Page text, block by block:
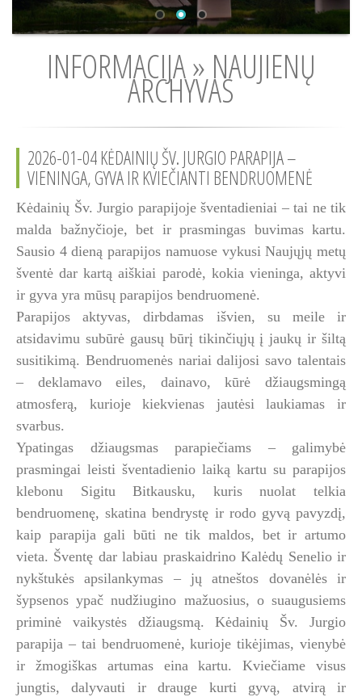
INFORMACIJA » NAUJIENŲ
ARCHYVAS
2026-01-04 KĖDAINIŲ ŠV. JURGIO PARAPIJA –
VIENINGA, GYVA IR KVIEČIANTI BENDRUOMENĖ
Kėdainių Šv. Jurgio parapijoje šventadieniai – tai ne tik
malda bažnyčioje, bet ir prasmingas buvimas kartu.
Sausio 4 dieną parapijos namuose vykusi Naujųjų metų
šventė dar kartą aiškiai parodė, kokia vieninga, aktyvi
ir gyva yra mūsų parapijos bendruomenė.
Parapijos aktyvas, dirbdamas išvien, su meile ir
atsidavimu subūrė gausų būrį tikinčiųjų į jaukų ir šiltą
susitikimą. Bendruomenės nariai dalijosi savo talentais
– deklamavo eiles, dainavo, kūrė džiaugsmingą
atmosferą, kurioje kiekvienas jautėsi laukiamas ir
svarbus.
Ypatingas džiaugsmas parapiečiams – galimybė
prasmingai leisti šventadienio laiką kartu su parapijos
klebonu Sigitu Bitkausku, kuris nuolat telkia
bendruomenę, skatina bendrystę ir rodo gyvą pavyzdį,
kaip parapija gali būti ne tik maldos, bet ir artumo
vieta. Šventę dar labiau praskaidrino Kalėdų Senelio ir
nykštukės apsilankymas – jų atneštos dovanėlės ir
šypsenos ypač nudžiugino mažuosius, o suaugusiems
priminė vaikystės džiaugsmą. Kėdainių Šv. Jurgio
parapija – tai bendruomenė, kurioje tikėjimas, vienybė
ir žmogiškas artumas eina kartu. Kviečiame visus
jungtis, dalyvauti ir drauge kurti gyvą, atvirą ir